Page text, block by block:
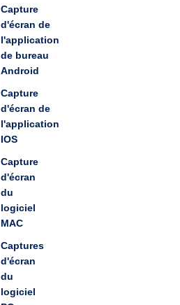
Capture
d'écran de
l'application
de bureau
Android
Capture
d'écran de
l'application
IOS
Capture
d'écran
du
logiciel
MAC
Captures
d'écran
du
logiciel